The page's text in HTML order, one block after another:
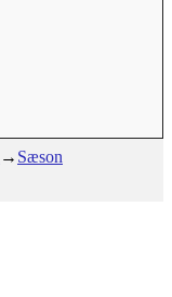
→ Sæson